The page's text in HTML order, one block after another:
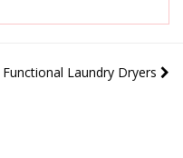
Functional Laundry Dryers